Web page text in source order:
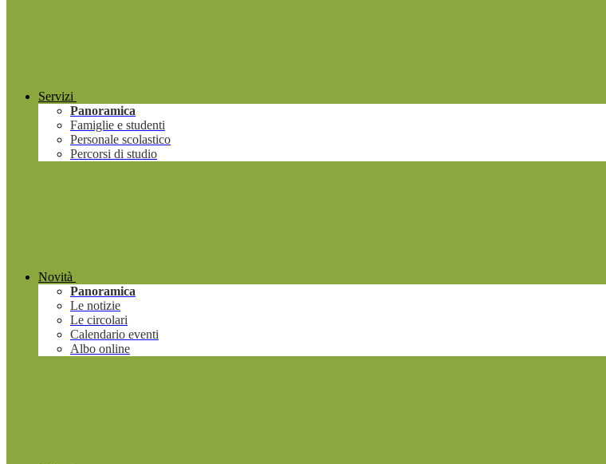
Servizi
Panoramica
Famiglie e studenti
Personale scolastico
Percorsi di studio
Novità
Panoramica
Le notizie
Le circolari
Calendario eventi
Albo online